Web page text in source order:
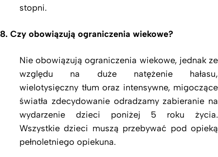
stopni.
8. Czy obowiązują ograniczenia wiekowe?
Nie obowiązują ograniczenia wiekowe, jednak ze
względu na duże natężenie hałasu,
wielotysięczny tłum oraz intensywne, migoczące
światła zdecydowanie odradzamy zabieranie na
wydarzenie dzieci poniżej 5 roku życia.
Wszystkie dzieci muszą przebywać pod opieką
pełnoletniego opiekuna.